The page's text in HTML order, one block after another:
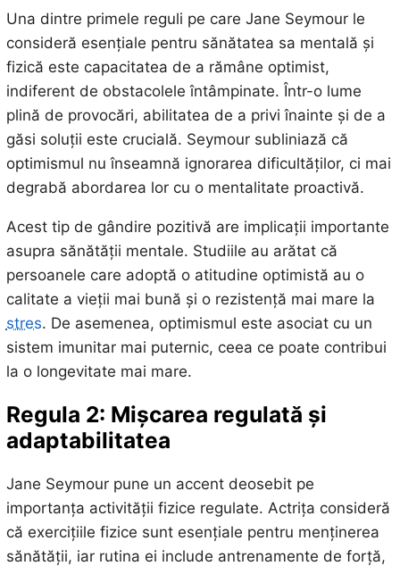
Una dintre primele reguli pe care Jane Seymour le
consideră esențiale pentru sănătatea sa mentală și
fizică este capacitatea de a rămâne optimist,
indiferent de obstacolele întâmpinate. Într-o lume
plină de provocări, abilitatea de a privi înainte și de a
găsi soluții este crucială. Seymour subliniază că
optimismul nu înseamnă ignorarea dificultăților, ci mai
degrabă abordarea lor cu o mentalitate proactivă.
Acest tip de gândire pozitivă are implicații importante
asupra sănătății mentale. Studiile au arătat că
persoanele care adoptă o atitudine optimistă au o
calitate a vieții mai bună și o rezistență mai mare la
stres. De asemenea, optimismul este asociat cu un
sistem imunitar mai puternic, ceea ce poate contribui
la o longevitate mai mare.
Regula 2: Mișcarea regulată și
adaptabilitatea
Jane Seymour pune un accent deosebit pe
importanța activității fizice regulate. Actrița consideră
că exercițiile fizice sunt esențiale pentru menținerea
sănătății, iar rutina ei include antrenamente de forță,